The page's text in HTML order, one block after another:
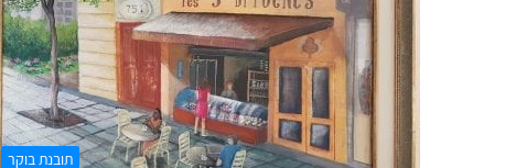
תובנת בוקר